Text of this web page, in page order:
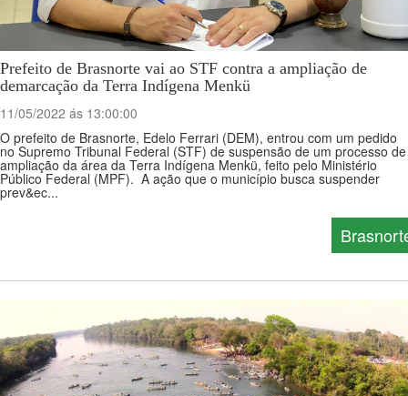
Prefeito de Brasnorte vai ao STF contra a ampliação de
demarcação da Terra Indígena Menkü
11/05/2022 ás 13:00:00
O prefeito de Brasnorte, Edelo Ferrari (DEM), entrou com um pedido
no Supremo Tribunal Federal (STF) de suspensão de um processo de
ampliação da área da Terra Indígena Menkü, feito pelo Ministério
Público Federal (MPF). A ação que o município busca suspender
prev&ec...